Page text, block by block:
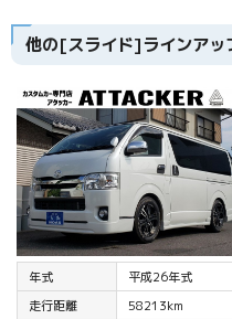
他の[スライド]ラインアッ
年式
平成26年式
走行距離
58213km